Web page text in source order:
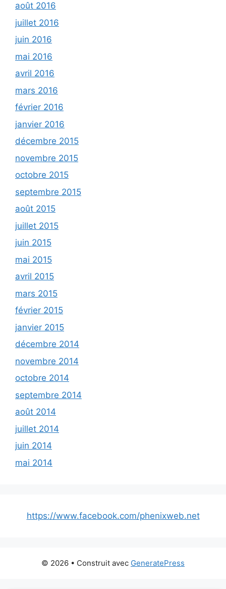
août 2016
juillet 2016
juin 2016
mai 2016
avril 2016
mars 2016
février 2016
janvier 2016
décembre 2015
novembre 2015
octobre 2015
septembre 2015
août 2015
juillet 2015
juin 2015
mai 2015
avril 2015
mars 2015
février 2015
janvier 2015
décembre 2014
novembre 2014
octobre 2014
septembre 2014
août 2014
juillet 2014
juin 2014
mai 2014
https://www.facebook.com/phenixweb.net
© 2026 • Construit avec GeneratePress